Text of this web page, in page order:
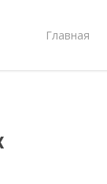
Главная